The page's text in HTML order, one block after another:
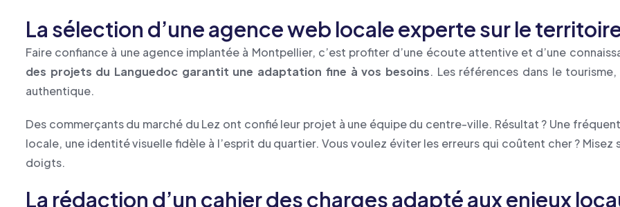
La sélection d’une agence web locale experte sur le
Faire confiance à une agence implantée à Montpellier, c’est profiter d’une écoute attentive et d’une
des projets du Languedoc garantit une adaptation fine à vos besoins. Les références dans le
authentique.
Des commerçants du marché du Lez ont confié leur projet à une équipe du centre-ville. Résultat ? Une
locale, une identité visuelle fidèle à l’esprit du quartier. Vous voulez éviter les erreurs qui coûtent cher ?
doigts.
La rédaction d’un cahier des charges adapté aux enjeux